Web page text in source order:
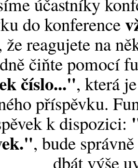
do konference
že reagujete na
čiňte pomocí
číslo...", která
příspěvku.
k dispozici:
, bude
dbát výše